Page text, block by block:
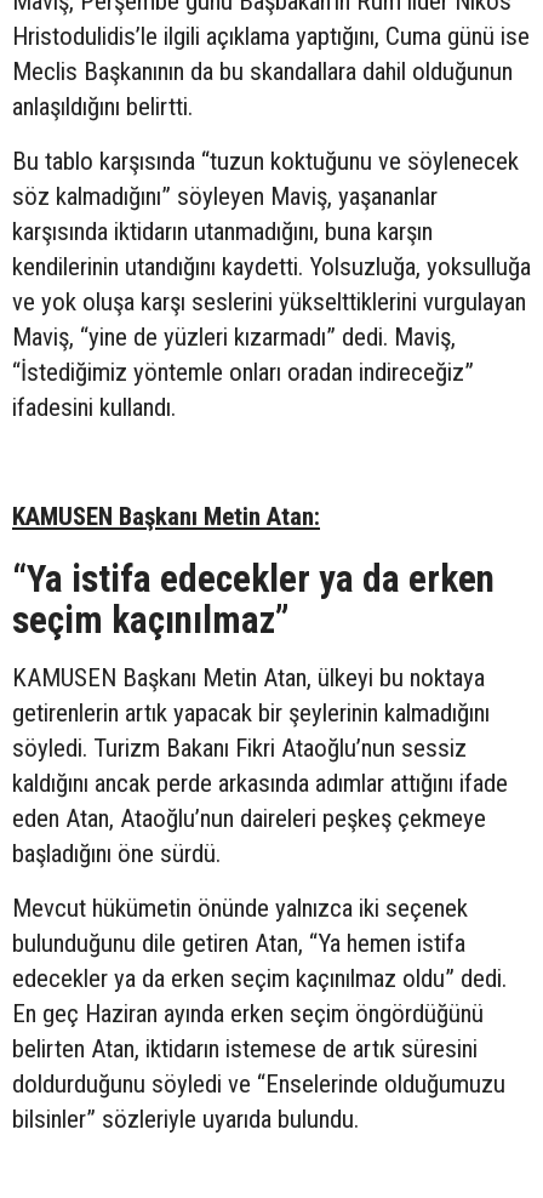
Hristodulidis’le ilgili açıklama yaptığını, Cuma günü ise
Meclis Başkanının da bu skandallara dahil olduğunun
anlaşıldığını belirtti.
Bu tablo karşısında “tuzun koktuğunu ve söylenecek
söz kalmadığını” söyleyen Maviş, yaşananlar
karşısında iktidarın utanmadığını, buna karşın
kendilerinin utandığını kaydetti. Yolsuzluğa, yoksulluğa
ve yok oluşa karşı seslerini yükselttiklerini vurgulayan
Maviş, “yine de yüzleri kızarmadı” dedi. Maviş,
“İstediğimiz yöntemle onları oradan indireceğiz”
ifadesini kullandı.
KAMUSEN Başkanı Metin Atan:
“Ya istifa edecekler ya da erken
seçim kaçınılmaz”
KAMUSEN Başkanı Metin Atan, ülkeyi bu noktaya
getirenlerin artık yapacak bir şeylerinin kalmadığını
söyledi. Turizm Bakanı Fikri Ataoğlu’nun sessiz
kaldığını ancak perde arkasında adımlar attığını ifade
eden Atan, Ataoğlu’nun daireleri peşkeş çekmeye
başladığını öne sürdü.
Mevcut hükümetin önünde yalnızca iki seçenek
bulunduğunu dile getiren Atan, “Ya hemen istifa
edecekler ya da erken seçim kaçınılmaz oldu” dedi.
En geç Haziran ayında erken seçim öngördüğünü
belirten Atan, iktidarın istemese de artık süresini
doldurduğunu söyledi ve “Enselerinde olduğumuzu
bilsinler” sözleriyle uyarıda bulundu.